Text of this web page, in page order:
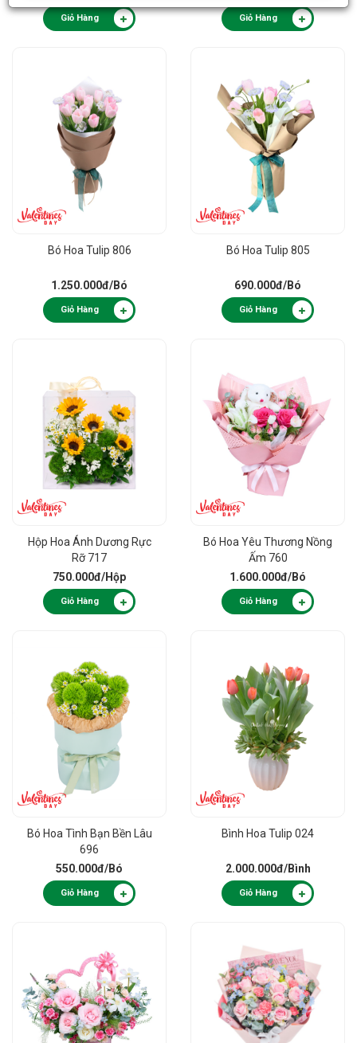
Giỏ Hàng Giỏ Hàng
Bó Hoa Tulip 806
1.250.000đ/Bó
Giỏ Hàng
Bó Hoa Tulip 805
690.000đ/Bó
Giỏ Hàng
Hộp Hoa Ánh Dương Rực
Rỡ 717
750.000đ/Hộp
Giỏ Hàng
Bó Hoa Yêu Thương Nồng
Ấm 760
1.600.000đ/Bó
Giỏ Hàng
Bó Hoa Tình Bạn Bền Lâu
696
550.000đ/Bó
Giỏ Hàng
Bình Hoa Tulip 024
2.000.000đ/Bình
Giỏ Hàng